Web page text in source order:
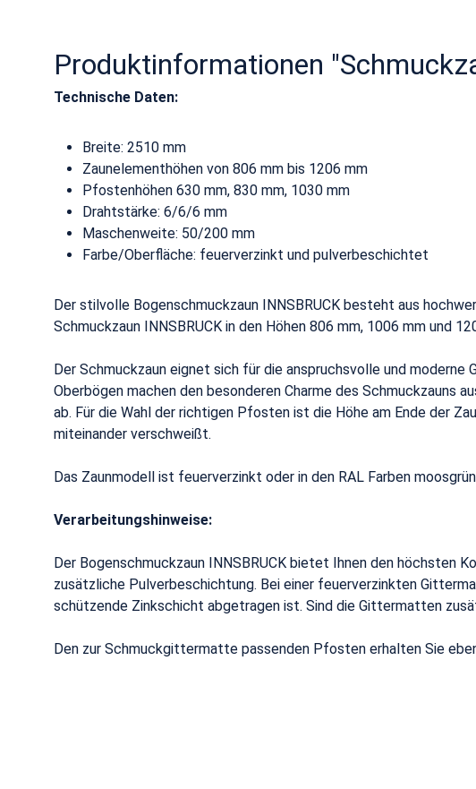
Produktinformationen
Technische Daten:
Breite: 2510 mm
Zaunelementhöhen von 806 mm bis 1206 mm
Pfostenhöhen 630 mm, 830 mm, 1030 mm
Drahtstärke: 6/6/6 mm
Maschenweite: 50/200 mm
Farbe/Oberfläche: feuerverzinkt und pulverbeschichtet
Der stilvolle Bogenschmuckzaun INNSBRUCK besteht aus
Schmuckzaun INNSBRUCK in den Höhen 806 mm, 1006 mm und
Der Schmuckzaun eignet sich für die anspruchsvolle und
Oberbögen machen den besonderen Charme des Schmuckzauns
ab. Für die Wahl der richtigen Pfosten ist die Höhe am Ende der
miteinander verschweißt.
Das Zaunmodell ist feuerverzinkt oder in den RAL Farben
Verarbeitungshinweise:
Der Bogenschmuckzaun INNSBRUCK bietet Ihnen den höchsten
zusätzliche Pulverbeschichtung. Bei einer feuerverzinkten
schützende Zinkschicht abgetragen ist. Sind die Gittermatten
Den zur Schmuckgittermatte passenden Pfosten erhalten Sie